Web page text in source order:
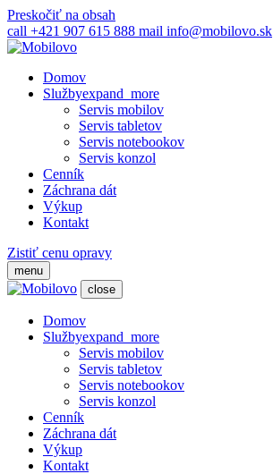
Preskočiť na obsah
call +421 907 615 888 mail info@mobilovo.sk
Domov
Službyexpand_more
Servis mobilov
Servis tabletov
Servis notebookov
Servis konzol
Cenník
Záchrana dát
Výkup
Kontakt
Zistiť cenu opravy
menu
close
Domov
Službyexpand_more
Servis mobilov
Servis tabletov
Servis notebookov
Servis konzol
Cenník
Záchrana dát
Výkup
Kontakt